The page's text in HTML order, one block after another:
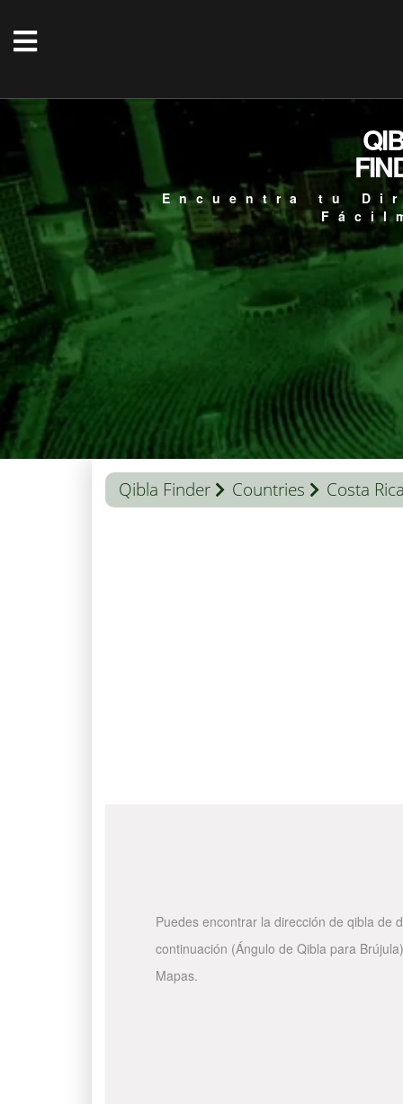
Encuentra tu
Qibla Finder Countries Costa
Puedes encontrar la dirección de qibla de
continuación (Ángulo de Qibla para
Mapas.